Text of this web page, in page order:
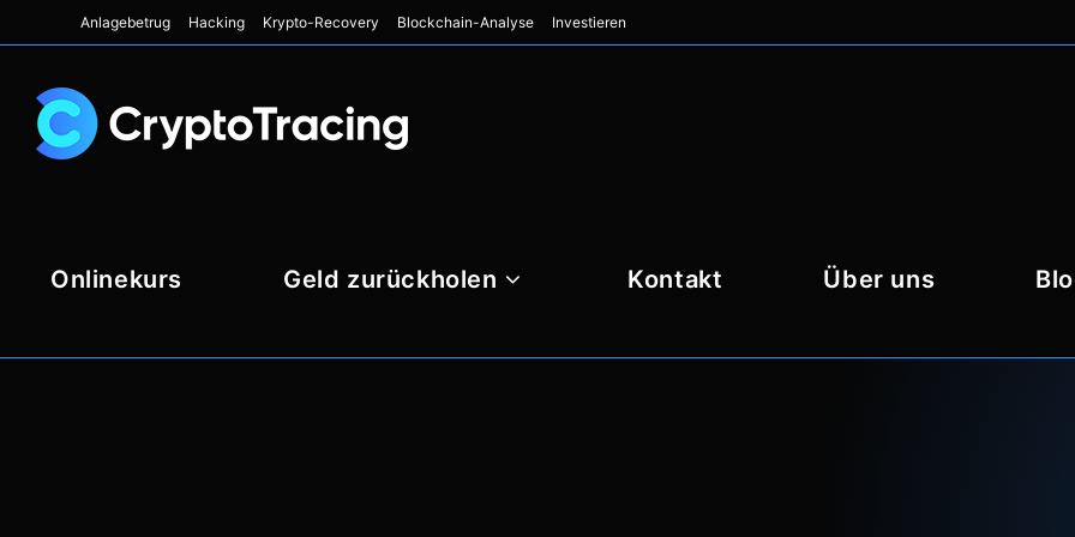
Anlagebetrug Hacking Krypto-Recovery Blockchain-Analyse Investieren
Onlinekurs Geld zurückholen Kontakt Über uns